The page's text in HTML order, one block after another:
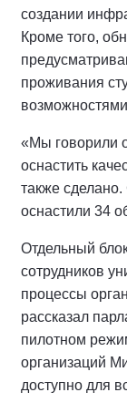
создании
Кроме того,
проживания
«Мы говорили
оснастить
также
оснастили 34
Отдельный
сотрудников
процессы
рассказал
пилотном
организаций
доступно для